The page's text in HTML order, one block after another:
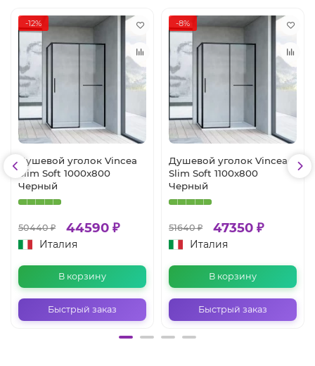
-12%
Душевой уголок Vincea
Slim Soft 1000x800
Черный
50440 ₽ 44590 ₽
Италия
В корзину
Быстрый заказ
-8%
Душевой уголок Vincea
Slim Soft 1100x800
Черный
51640 ₽ 47350 ₽
Италия
В корзину
Быстрый заказ